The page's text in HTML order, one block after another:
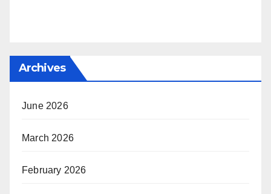
Archives
June 2026
March 2026
February 2026